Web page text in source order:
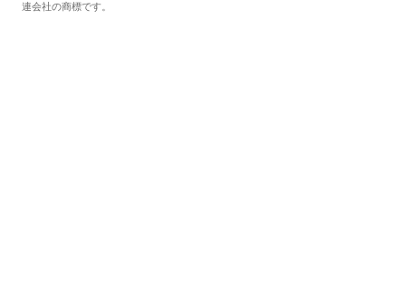
連会社の商標です。